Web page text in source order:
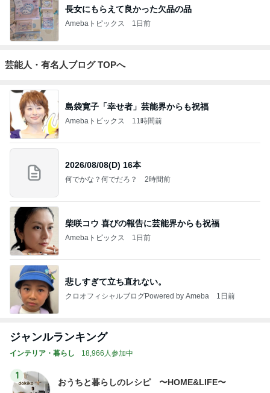
長女にもらえて良かった欠品の品
Amebaトピックス 1日前
芸能人・有名人ブログ TOPへ
島袋寛子「幸せ者」芸能界からも祝福
Amebaトピックス 11時間前
2026/08/08(D) 16本
何でかな？何でだろ？ 2時間前
柴咲コウ 喜びの報告に芸能界からも祝福
Amebaトピックス 1日前
悲しすぎて立ち直れない。
クロオフィシャルブログPowered by Ameba 1日前
ジャンルランキング
インテリア・暮らし 18,966人参加中
1
おうちと暮らしのレシピ 〜HOME&LIFE〜